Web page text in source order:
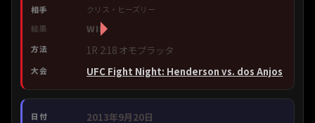
クリス・ヒーズリー
WIN
1R 2:18 オモプラッタ
UFC Fight Night: Henderson vs. dos Anjos
2013年9月20日